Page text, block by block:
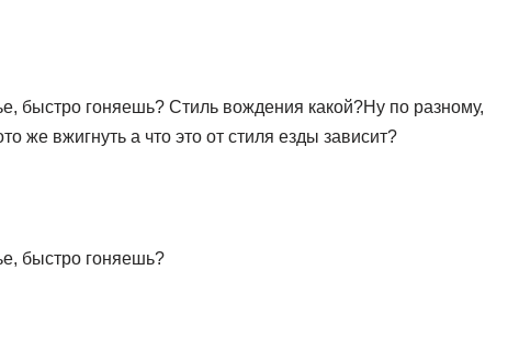
быстро гоняешь? Стиль вождения какой?Ну по разному,
же вжигнуть а что это от стиля езды зависит?
быстро гоняешь?